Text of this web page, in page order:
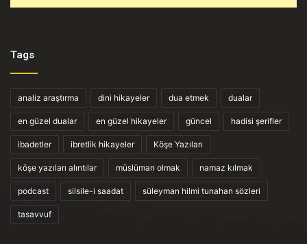
Tags
analiz araştırma dini hikayeler dua etmek dualar
en güzel dualar en güzel hikayeler güncel hadisi şerifler
ibadetler ibretlik hikayeler Köşe Yazıları
köşe yazıları alıntılar müslüman olmak namaz kılmak
podcast silsile-i saadat süleyman hilmi tunahan sözleri
tasavvuf